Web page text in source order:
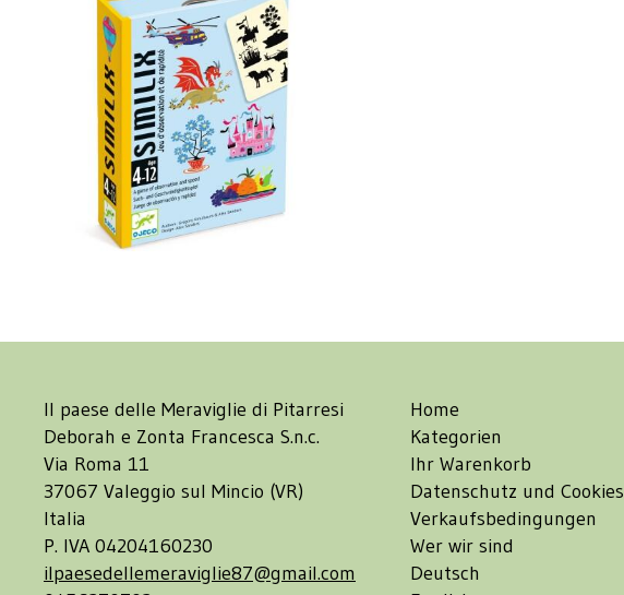
Il paese delle Meraviglie di Pitarresi
Deborah e Zonta Francesca S.n.c.
Via Roma 11
37067 Valeggio sul Mincio (VR)
Italia
P. IVA 04204160230
ilpaesedellemeraviglie87@gmail.com
Home
Kategorien
Ihr Warenkorb
Datenschutz und Cookies
Verkaufsbedingungen
Wer wir sind
Deutsch